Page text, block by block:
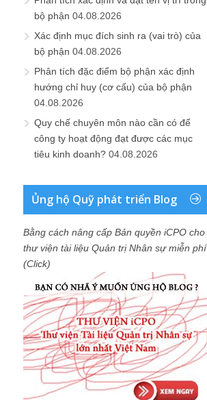
bộ phận 04.08.2026
Xác định mục đích sinh ra (vai trò) của
bộ phận 04.08.2026
Phân tích đặc điểm bộ phận xác định
hướng chỉ huy (cơ cấu) của bộ phận
04.08.2026
Quy chế chuyên môn nào cần có để
công ty hoạt động đạt được các mục
tiêu kinh doanh? 04.08.2026
Ủng hộ Quỹ phát triển Blog
Bằng cách nâng cấp Bản quyền iCPO cho
thư viện tài liệu Quản trị Nhân sự miễn phí
(Click)